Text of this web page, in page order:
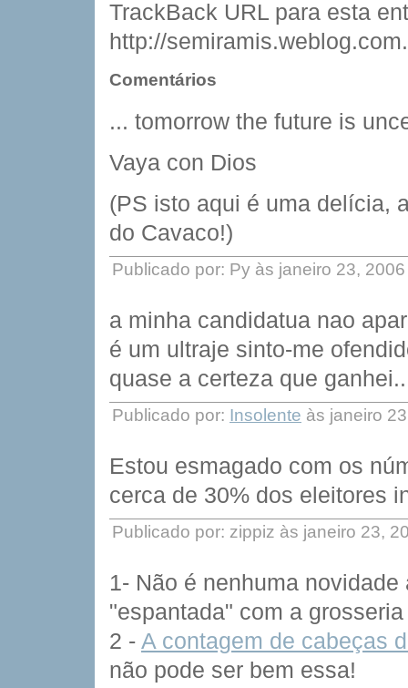
TrackBack URL para esta
http://
Comentários
... tomorrow the future is
Vaya con Dios
(PS isto aqui é uma delícia,
do Cavaco!)
Publicado por: Py às janeiro 23,
a minha candidatua nao
é um ultraje sinto-me
quase a certeza que
Publicado por: Insolente às janeiro
Estou esmagado com os
cerca de 30% dos eleitores
Publicado por: zippiz às janeiro 23,
1- Não é nenhuma
"espantada" com a
2 - A contagem de cabeças
não pode ser bem essa!